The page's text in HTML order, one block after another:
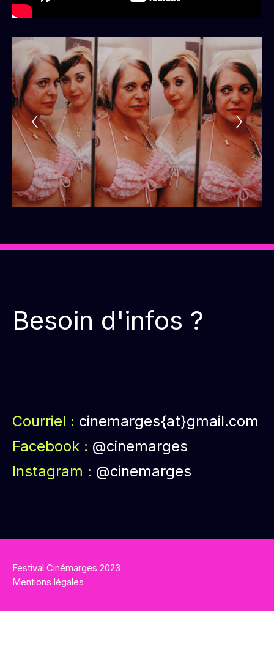
Besoin d'infos ?
Courriel : cinemarges{at}gmail.com
Facebook : @cinemarges
Instagram : @cinemarges
Festival Cinémarges 2023
Mentions légales